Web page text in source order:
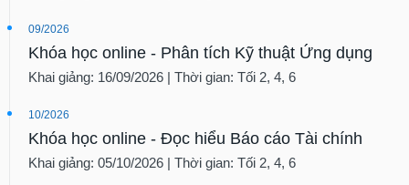
09/2026
Khóa học online - Phân tích Kỹ thuật Ứng dụng
Khai giảng: 16/09/2026 | Thời gian: Tối 2, 4, 6
10/2026
Khóa học online - Đọc hiểu Báo cáo Tài chính
Khai giảng: 05/10/2026 | Thời gian: Tối 2, 4, 6